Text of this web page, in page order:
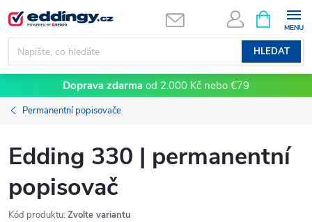
Přejít
na
obsah
HLEDAT
NÁKUPNÍ
KOŠÍK
Doprava zdarma od 2.000 Kč nebo €79
Permanentní popisovače
Edding 330 | permanentní
popisovač
Kód produktu: Zvolte variantu